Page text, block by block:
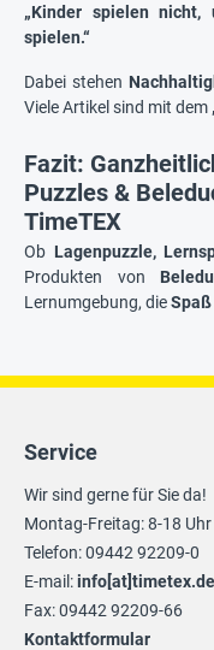
„Kinder spielen
spielen.“
Dabei stehen
Viele Artikel sind mit dem
Fazit:
Puzzles &
TimeTEX
Ob Lagenpuzzle,
Produkten von
Lernumgebung, die
Service
Wir sind gerne für Sie da!
Montag-Freitag: 8-18 Uhr
Telefon: 09442 92209-0
E-mail:info[at]timetex.de
Fax: 09442 92209-66
Kontaktformular